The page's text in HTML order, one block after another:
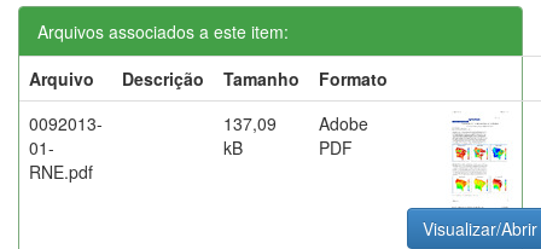
Arquivos associados a este item:
Arquivo
Descrição Tamanho
Formato
0092013-
01-
RNE.pdf
137,09
kB
Adobe
PDF
Visualizar/Abrir